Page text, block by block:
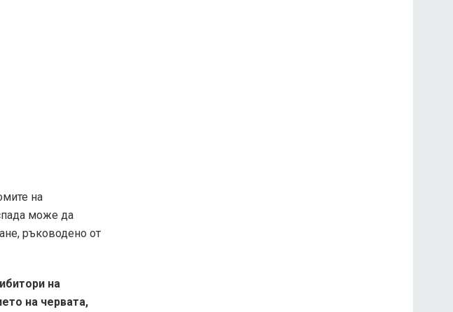
на
може да
ръководено от
на
на червата,